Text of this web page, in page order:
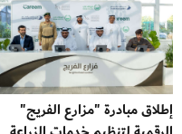
إطلاق مبادرة "مزارع الفريج"